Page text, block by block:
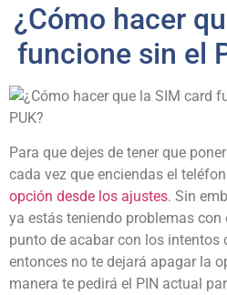
¿Cómo hacer
funcione sin el
Para que dejes de tener que
cada vez que enciendas el
opción desde los ajustes. Sin
ya estás teniendo problemas
punto de acabar con los intentos
entonces no te dejará apagar la
manera te pedirá el PIN actual